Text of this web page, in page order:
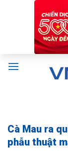
Cà Mau ra
phẫu thuật